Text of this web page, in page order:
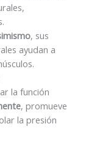
, sus
ayudan a
la función
, promueve
la presión